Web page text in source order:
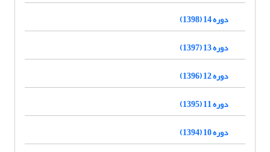
دوره 14 (1398)
دوره 13 (1397)
دوره 12 (1396)
دوره 11 (1395)
دوره 10 (1394)